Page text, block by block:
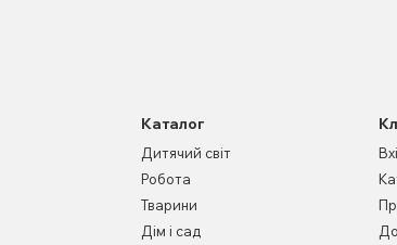
Каталог
Дитячий світ
Робота
Тварини
Дім і сад